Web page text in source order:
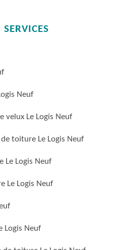
Neuf
velux Le Logis Neuf
toiture Le Logis Neuf
Le Logis Neuf
Le Logis Neuf
Logis Neuf